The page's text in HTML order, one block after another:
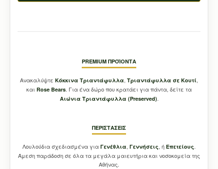
PREMIUM ΠΡΟΪΌΝΤΑ
Ανακαλύψτε Κόκκινα Τριαντάφυλλα, Τριαντάφυλλα σε Κουτί,
και Rose Bears. Για ένα δώρο που κρατάει για πάντα, δείτε τα
Aιώνια Τριαντάφυλλα (Preserved).
ΠΕΡΙΣΤΆΣΕΙΣ
Λουλούδια σχεδιασμένα για Γενέθλια, Γεννήσεις, ή Επετείους.
Άμεση παράδοση σε όλα τα μεγάλα μαιευτήρια και νοσοκομεία της
Αθήνας.